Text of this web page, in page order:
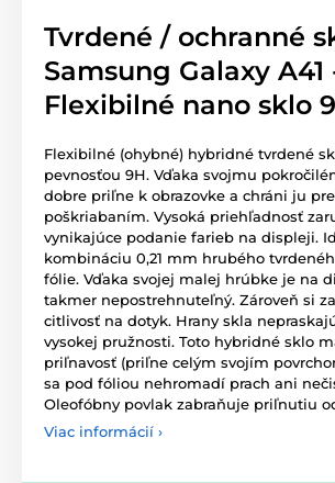
Tvrdené / ochranné
Samsung Galaxy A41
Flexibilné nano sklo
Flexibilné (ohybné) hybridné tvrdené
pevnosťou 9H. Vďaka svojmu
dobre priľne k obrazovke a chráni ju
poškriabaním. Vysoká priehľadnosť
vynikajúce podanie farieb na displeji.
kombináciu 0,21 mm hrubého
fólie. Vďaka svojej malej hrúbke je na
takmer nepostrehnuteľný. Zároveň si
citlivosť na dotyk. Hrany skla
vysokej pružnosti. Toto hybridné sklo
priľnavosť (priľne celým svojím
sa pod fóliou nehromadí prach ani
Oleofóbny povlak zabraňuje priľnutiu
Viac informácií ›